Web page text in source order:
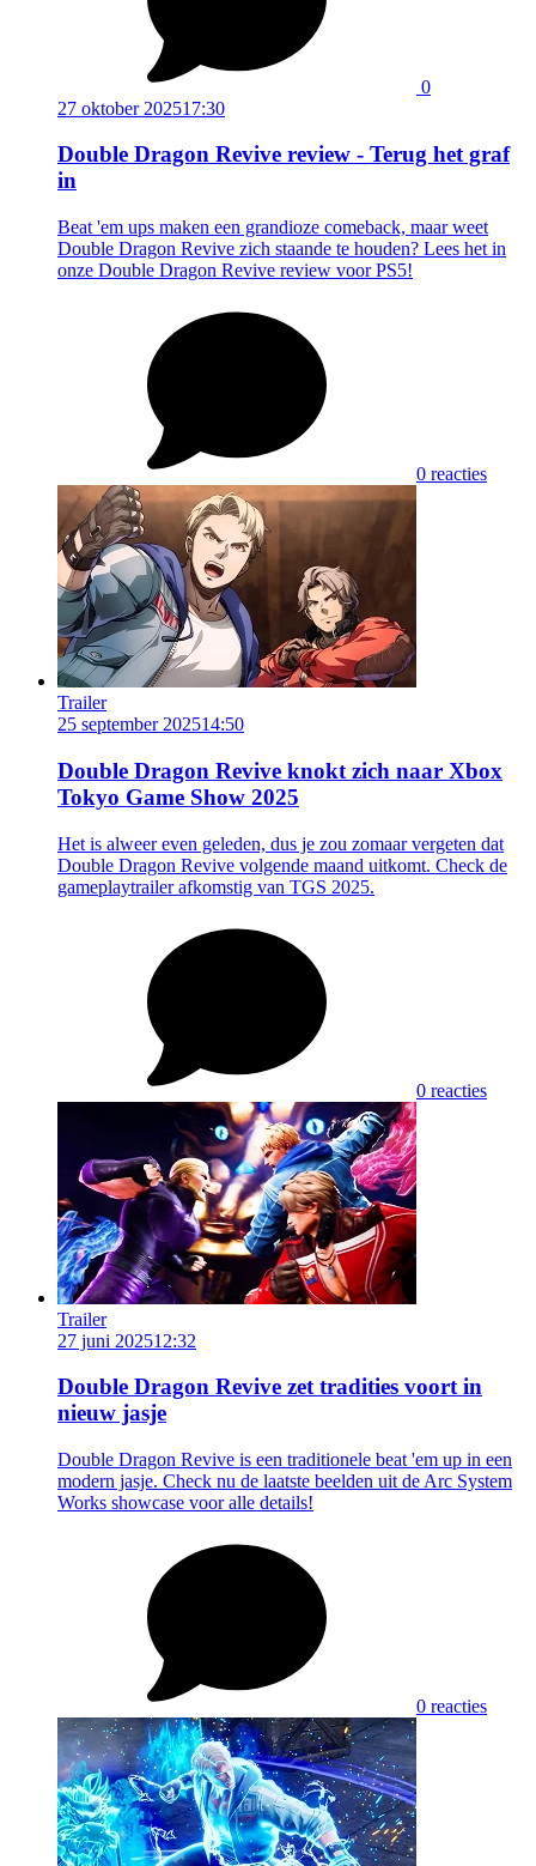
0
27 oktober 202517:30
Double Dragon Revive review - Terug het graf
in
Beat 'em ups maken een grandioze comeback, maar weet
Double Dragon Revive zich staande te houden? Lees het in
onze Double Dragon Revive review voor PS5!
0 reacties
Trailer
25 september 202514:50
Double Dragon Revive knokt zich naar Xbox
Tokyo Game Show 2025
Het is alweer even geleden, dus je zou zomaar vergeten dat
Double Dragon Revive volgende maand uitkomt. Check de
gameplaytrailer afkomstig van TGS 2025.
0 reacties
Trailer
27 juni 202512:32
Double Dragon Revive zet tradities voort in
nieuw jasje
Double Dragon Revive is een traditionele beat 'em up in een
modern jasje. Check nu de laatste beelden uit de Arc System
Works showcase voor alle details!
0 reacties